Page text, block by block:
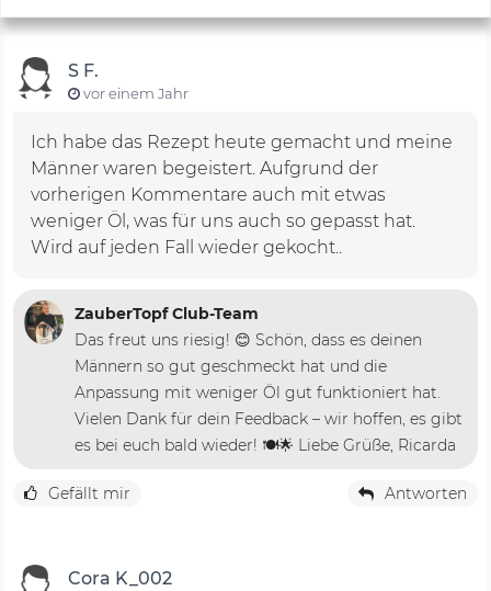
S F.
vor einem Jahr
Ich habe das Rezept heute gemacht und meine
Männer waren begeistert. Aufgrund der
vorherigen Kommentare auch mit etwas
weniger Öl, was für uns auch so gepasst hat.
Wird auf jeden Fall wieder gekocht..
ZauberTopf Club-Team
Das freut uns riesig! 😊 Schön, dass es deinen
Männern so gut geschmeckt hat und die
Anpassung mit weniger Öl gut funktioniert hat.
Vielen Dank für dein Feedback – wir hoffen, es gibt
es bei euch bald wieder! 🍽️🌟 Liebe Grüße, Ricarda
Gefällt mir Antworten
Cora K_002